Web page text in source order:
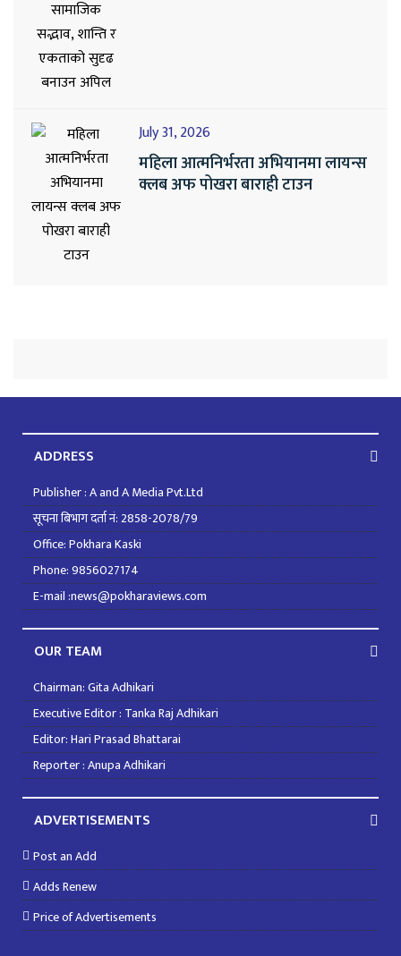
July 31, 2026
महिला आत्मनिर्भरता अभियानमा लायन्स
क्लब अफ पोखरा बाराही टाउन
ADDRESS
Publisher : A and A Media Pvt.Ltd
सूचना बिभाग दर्ता नं: 2858-2078/79
Office: Pokhara Kaski
Phone: 9856027174
E-mail :news@pokharaviews.com
OUR TEAM
Chairman: Gita Adhikari
Executive Editor : Tanka Raj Adhikari
Editor: Hari Prasad Bhattarai
Reporter : Anupa Adhikari
ADVERTISEMENTS
Post an Add
Adds Renew
Price of Advertisements